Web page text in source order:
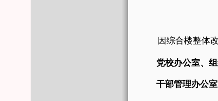
因综合楼整体
党校办公室、组
干部管理办公室